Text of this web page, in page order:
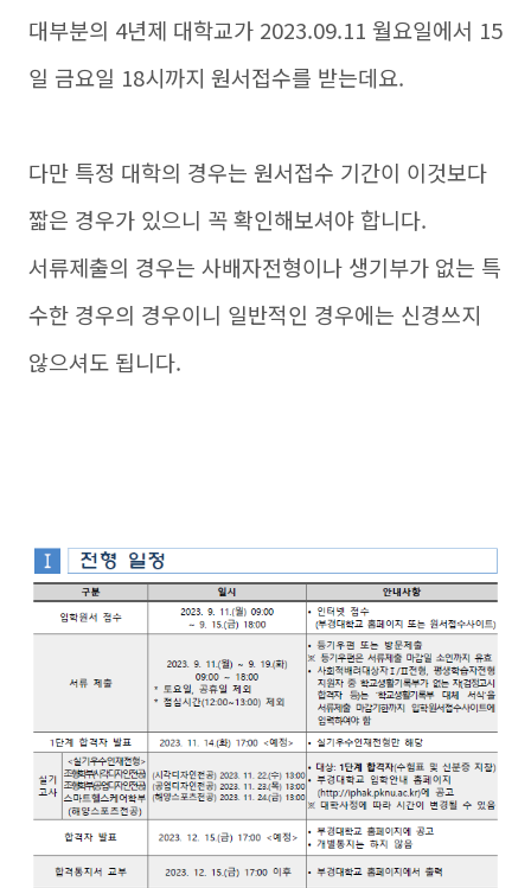
대부분의 4년제 대학교가 2023.09.11 월요일에서 15
일 금요일 18시까지 원서접수를 받는데요.
다만 특정 대학의 경우는 원서접수 기간이 이것보다
짧은 경우가 있으니 꼭 확인해보셔야 합니다.
서류제출의 경우는 사배자전형이나 생기부가 없는 특
수한 경우의 경우이니 일반적인 경우에는 신경쓰지
않으셔도 됩니다.